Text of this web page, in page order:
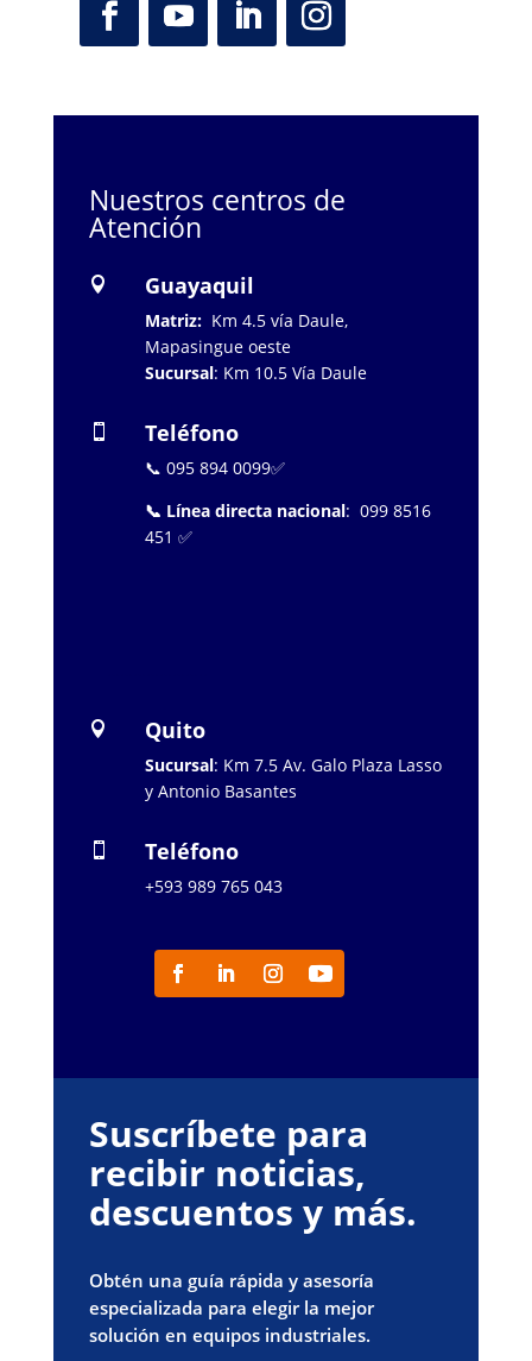
Nuestros centros de
Atención
 Guayaquil
Matriz: Km 4.5 vía Daule,
Mapasingue oeste
Sucursal: Km 10.5 Vía Daule
 Teléfono
📞 095 894 0099✅
📞 Línea directa nacional: 099 8516
451 ✅
 Quito
Sucursal: Km 7.5 Av. Galo Plaza Lasso
y Antonio Basantes
 Teléfono
+593 989 765 043
Suscríbete para
recibir noticias,
descuentos y más.
Obtén una guía rápida y asesoría
especializada para elegir la mejor
solución en equipos industriales.